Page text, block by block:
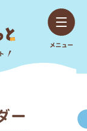
メニュー
ー